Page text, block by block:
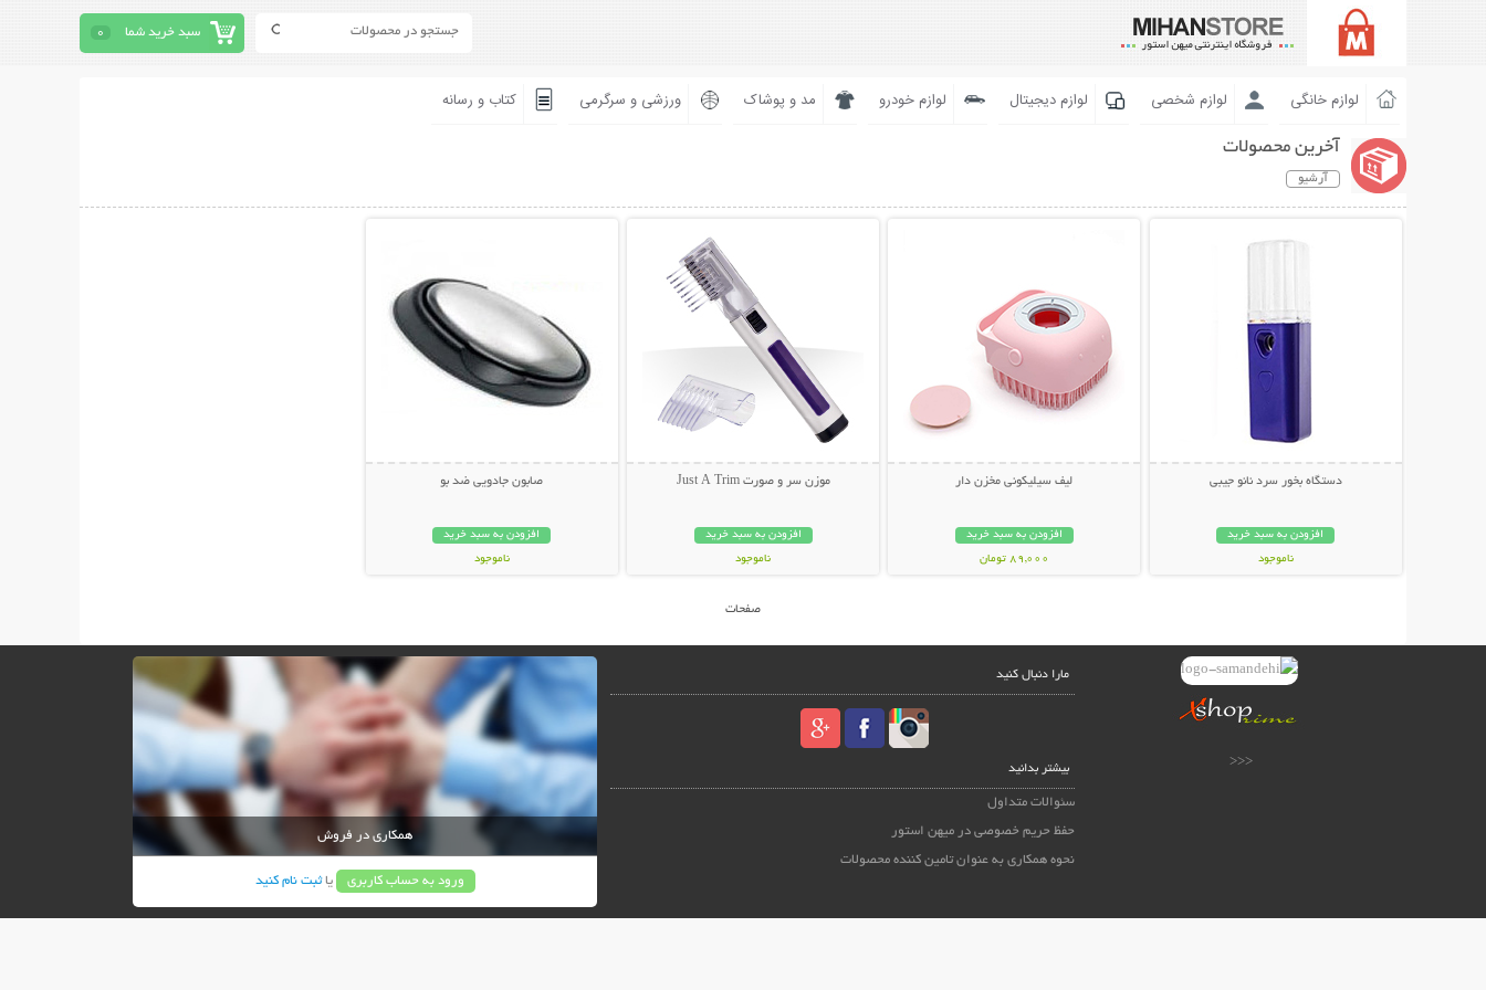
سبد خرید شما 0
لوازم خانگی لوازم شخصی لوازم دیجیتال لوازم خودرو مد و پوشاک ورزشی و سرگرمی کتاب و رسانه
آخرین محصولات
آرشیو
دستگاه بخور سرد نانو جیبی
افزودن به سبد خرید
ناموجود
لیف سیلیکونی مخزن دار
افزودن به سبد خرید
89,000 تومان
موزن سر و صورت Just A Trim
افزودن به سبد خرید
ناموجود
صابون جادويي ضد بو
افزودن به سبد خرید
ناموجود
صفحات
<<<
مارا دنبال کنید
بیشتر بدانید
سئوالات متداول
حفظ حریم خصوصی در میهن استور
نحوه همکاری به عنوان تامین کننده محصولات
همکاری در فروش
ورود به حساب کاربری یاثبت نام کنید